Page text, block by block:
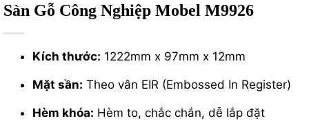
Sàn Gỗ Công Nghiệp Mobel M9926
Kích thước: 1222mm x 97mm x 12mm
Mặt sần: Theo vân EIR (Embossed In Register)
Hèm khóa: Hèm to, chắc chắn, dễ lắp đặt